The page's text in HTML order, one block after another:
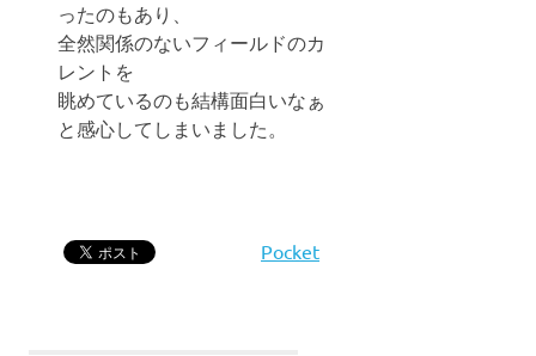
ったのもあり、
全然関係のないフィールドのカ
レントを
眺めているのも結構面白いなぁ
と感心してしまいました。
Pocket